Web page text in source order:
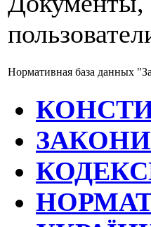
Нормативная база данных